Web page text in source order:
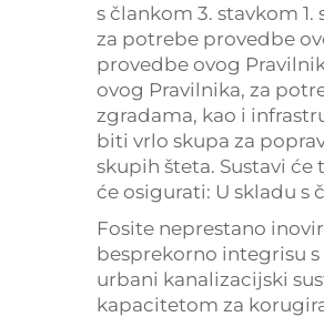
s člankom 3. stavkom
za potrebe provedbe
provedbe ovog
ovog Pravilnika, za
zgradama, kao i
biti vrlo skupa za
skupih šteta. Sustavi
će osigurati: U skladu s
Fosite neprestano
besprekorno integrisu
urbani kanalizacijski
kapacitetom za